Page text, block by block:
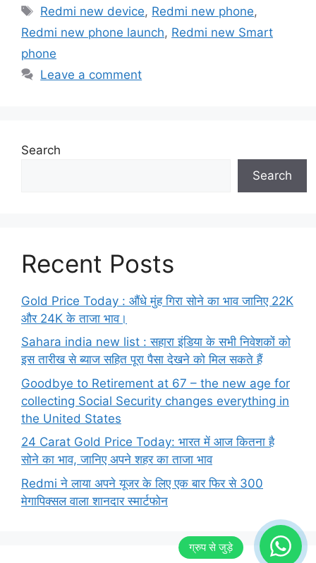
Tags
Redmi new device, Redmi new phone,
Redmi new phone launch, Redmi new Smart
phone
Leave a comment
Search
Search
Recent Posts
Gold Price Today : औंधे मुंह गिरा सोने का भाव जानिए 22K
और 24K के ताजा भाव।
Sahara india new list : सहारा इंडिया के सभी निवेशकों को
इस तारीख से ब्याज सहित पूरा पैसा देखने को मिल सकते हैं
Goodbye to Retirement at 67 – the new age for
collecting Social Security changes everything in
the United States
24 Carat Gold Price Today: भारत में आज कितना है
सोने का भाव, जानिए अपने शहर का ताजा भाव
Redmi ने लाया अपने यूजर के लिए एक बार फिर से 300
मेगापिक्सल वाला शानदार स्मार्टफोन